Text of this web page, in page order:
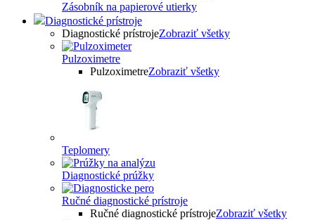
Zásobník na papierové utierky
Diagnostické prístroje
Diagnostické prístrojeZobraziť všetky
Pulzoximetre
PulzoximetreZobraziť všetky
Teplomery
Diagnostické prúžky
Ručné diagnostické prístroje
Ručné diagnostické prístrojeZobraziť všetky